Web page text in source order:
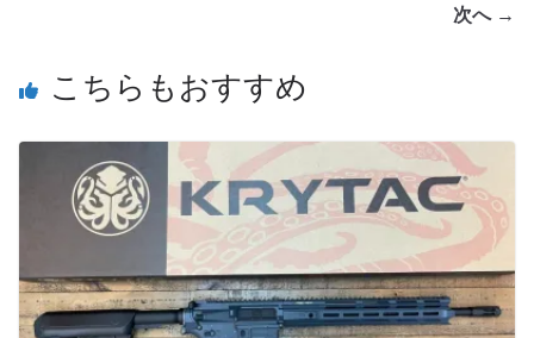
次へ →
こちらもおすすめ